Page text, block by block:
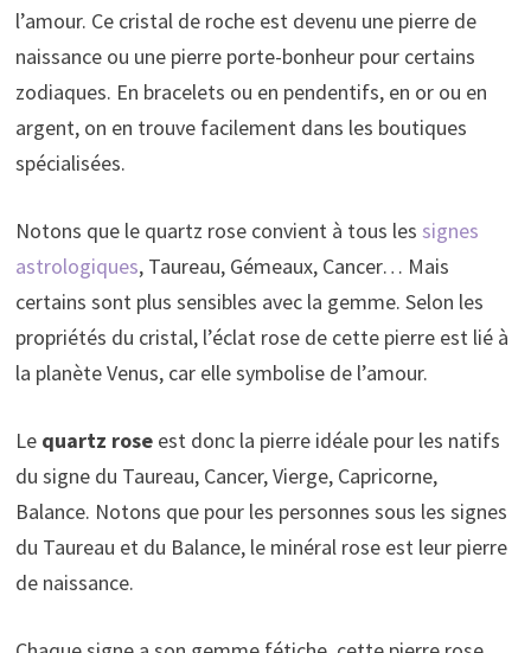
l’amour. Ce cristal de roche est devenu une pierre de
naissance ou une pierre porte-bonheur pour certains
zodiaques. En bracelets ou en pendentifs, en or ou en
argent, on en trouve facilement dans les boutiques
spécialisées.
Notons que le quartz rose convient à tous les signes
astrologiques, Taureau, Gémeaux, Cancer… Mais
certains sont plus sensibles avec la gemme. Selon les
propriétés du cristal, l’éclat rose de cette pierre est lié à
la planète Venus, car elle symbolise de l’amour.
Le quartz rose est donc la pierre idéale pour les natifs
du signe du Taureau, Cancer, Vierge, Capricorne,
Balance. Notons que pour les personnes sous les signes
du Taureau et du Balance, le minéral rose est leur pierre
de naissance.